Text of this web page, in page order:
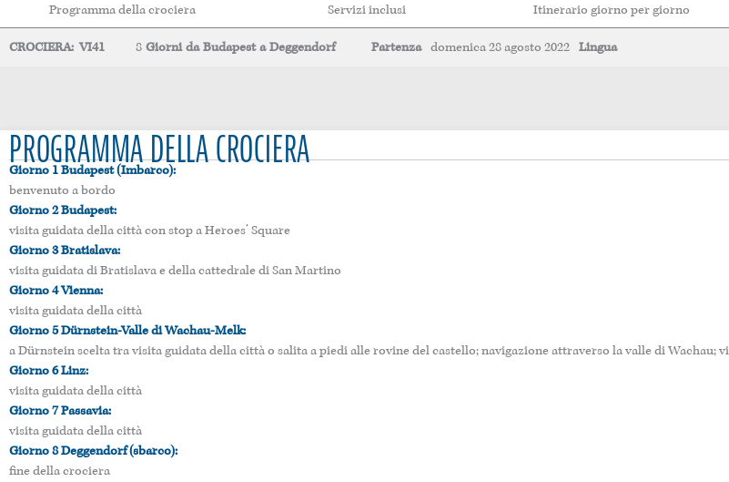
Programma della crociera Servizi inclusi Itinerario giorno per giorno
CROCIERA: VI41 8 Giorni da Budapest a Deggendorf Partenza domenica 28 agosto 2022 Lingua
PROGRAMMA DELLA CROCIERA
Giorno 1 Budapest (Imbarco):
benvenuto a bordo
Giorno 2 Budapest:
visita guidata della città con stop a Heroes’ Square
Giorno 3 Bratislava:
visita guidata di Bratislava e della cattedrale di San Martino
Giorno 4 Vienna:
visita guidata della città
Giorno 5 Dürnstein-Valle di Wachau-Melk:
a Dürnstein scelta tra visita guidata della città o salita a piedi alle rovine del castello; navigazione attraverso la valle di Wachau;
Giorno 6 Linz:
visita guidata della città
Giorno 7 Passavia:
visita guidata della città
Giorno 8 Deggendorf (sbarco):
fine della crociera